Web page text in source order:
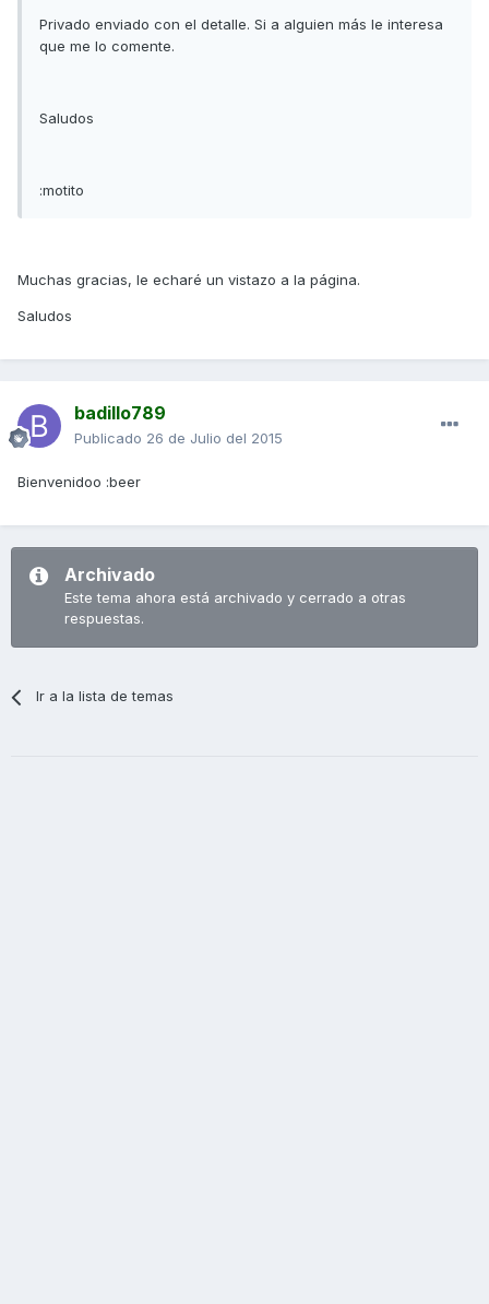
Privado enviado con el detalle. Si a alguien más le interesa
que me lo comente.
Saludos
:motito
Muchas gracias, le echaré un vistazo a la página.
Saludos
badillo789
Publicado 26 de Julio del 2015
Bienvenidoo :beer
Archivado
Este tema ahora está archivado y cerrado a otras
respuestas.
Ir a la lista de temas